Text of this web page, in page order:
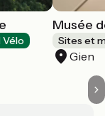
Vélo
Musée
Sites et
Gien